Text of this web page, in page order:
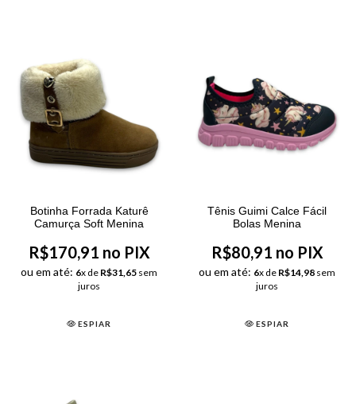
Botinha Forrada Katurê
Camurça Soft Menina
R$170,91 no PIX
ou em até: 6x de R$31,65 sem
juros
ESPIAR
Tênis Guimi Calce Fácil
Bolas Menina
R$80,91 no PIX
ou em até: 6x de R$14,98 sem
juros
ESPIAR